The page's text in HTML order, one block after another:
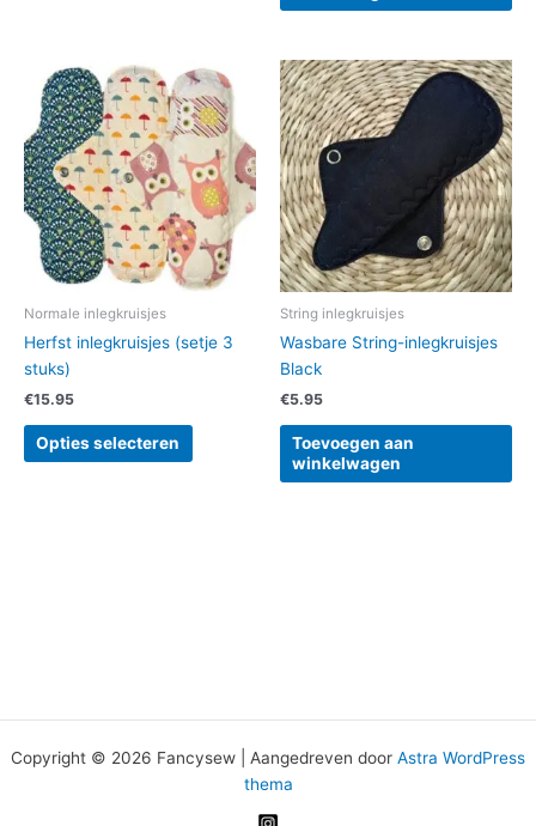
Normale inlegkruisjes
Herfst inlegkruisjes (setje 3
stuks)
€15.95
Opties selecteren
Dit
product
heeft
meerdere
variaties.
Deze
optie
kan
gekozen
op
String inlegkruisjes
Wasbare String-inlegkruisjes
Black
€5.95
Toevoegen aan
winkelwagen
Copyright © 2026 Fancysew | Aangedreven door Astra WordPress
thema